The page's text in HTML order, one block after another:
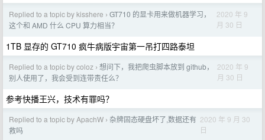
Replied to a topic by kisshere › GT710 的显卡用来做机器学习，
这个和 AMD 什么 CPU 算力相当？
2020 年 9
月 30 日
1TB 显存的 GT710 疯牛病版宇宙第一吊打四路泰坦
Replied to a topic by coloz › 想问下，我把爬虫脚本放到 github，
别人使用了，我会受到连带责任么？
2020 年 9
月 30 日
参考快播王兴，技术有罪吗？
Replied to a topic by ApachW › 杂牌固态硬盘坏了,数据还有
救吗
2020 年 9 月 30
日